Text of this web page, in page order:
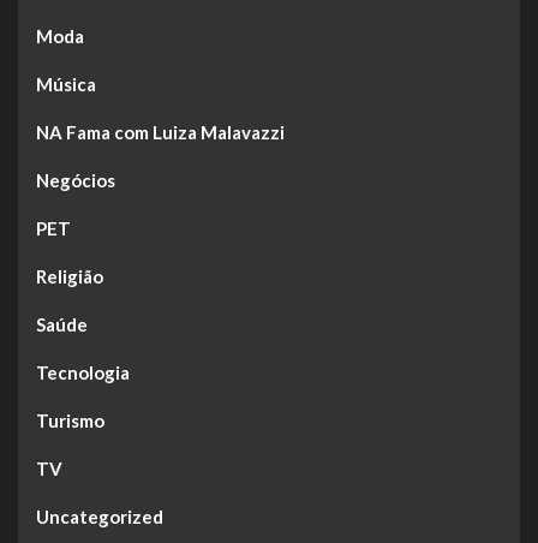
Moda
Música
NA Fama com Luiza Malavazzi
Negócios
PET
Religião
Saúde
Tecnologia
Turismo
TV
Uncategorized